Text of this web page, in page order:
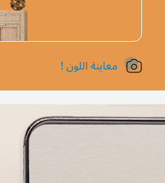
معاينة اللون !